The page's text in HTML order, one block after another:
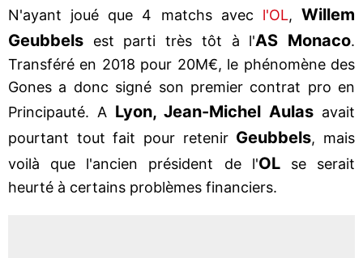
N'ayant joué que 4 matchs avec l'OL,Willem
Geubbels est parti très tôt à l'AS Monaco.
Transféré en 2018 pour 20M€, le phénomène des
Gones a donc signé son premier contrat pro en
Principauté. A Lyon, Jean-Michel Aulas avait
pourtant tout fait pour retenir Geubbels, mais
voilà que l'ancien président de l'OLse serait
heurté à certains problèmes financiers.